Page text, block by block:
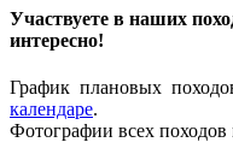
Участвуете в наших
интересно!
График плановых
календаре.
Фотографии всех походов